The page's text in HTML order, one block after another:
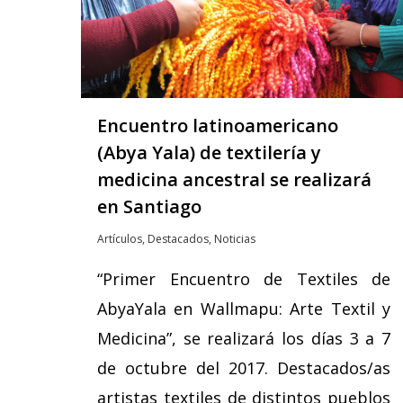
Encuentro latinoamericano
(Abya Yala) de textilería y
medicina ancestral se realizará
en Santiago
Artículos, Destacados, Noticias
“Primer Encuentro de Textiles de
AbyaYala en Wallmapu: Arte Textil y
Medicina”, se realizará los días 3 a 7
de octubre del 2017. Destacados/as
artistas textiles de distintos pueblos